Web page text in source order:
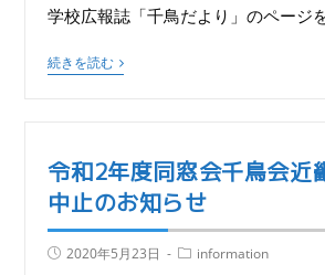
学校広報誌「千鳥だより」のページ
続きを読む
令和2年度同窓会千鳥会近
中止のお知らせ
2020年5月23日 information